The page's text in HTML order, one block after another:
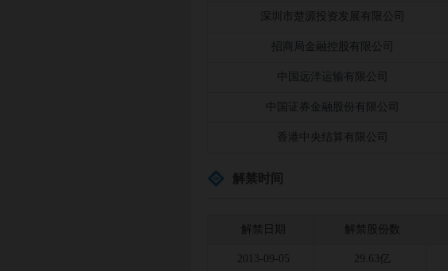
深圳市楚源投资发展有限公司
招商局金融控股有限公司
中国远洋运输有限公司
中国证券金融股份有限公司
香港中央结算有限公司
解禁时间
解禁日期 解禁股份数
2013-09-05 29.63亿